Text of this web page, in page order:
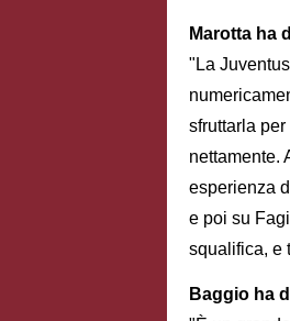
Marotta ha
"La
sfruttarla
nettamente.
esperienza
e poi su
squalifica, e
Baggio ha